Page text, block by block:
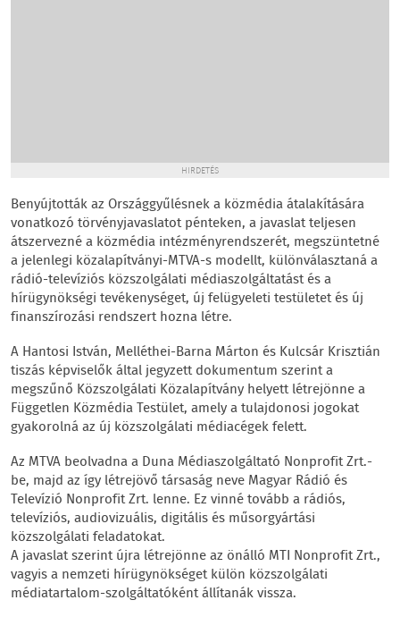
HIRDETÉS
Benyújtották az Országgyűlésnek a közmédia átalakítására
vonatkozó törvényjavaslatot pénteken, a javaslat teljesen
átszervezné a közmédia intézményrendszerét, megszüntetné
a jelenlegi közalapítványi-MTVA-s modellt, különválasztaná a
rádió-televíziós közszolgálati médiaszolgáltatást és a
hírügynökségi tevékenységet, új felügyeleti testületet és új
finanszírozási rendszert hozna létre.
A Hantosi István, Melléthei-Barna Márton és Kulcsár Krisztián
tiszás képviselők által jegyzett dokumentum szerint a
megszűnő Közszolgálati Közalapítvány helyett létrejönne a
Független Közmédia Testület, amely a tulajdonosi jogokat
gyakorolná az új közszolgálati médiacégek felett.
Az MTVA beolvadna a Duna Médiaszolgáltató Nonprofit Zrt.-
be, majd az így létrejövő társaság neve Magyar Rádió és
Televízió Nonprofit Zrt. lenne. Ez vinné tovább a rádiós,
televíziós, audiovizuális, digitális és műsorgyártási
közszolgálati feladatokat.
A javaslat szerint újra létrejönne az önálló MTI Nonprofit Zrt.,
vagyis a nemzeti hírügynökséget külön közszolgálati
médiatartalom-szolgáltatóként állítanák vissza.